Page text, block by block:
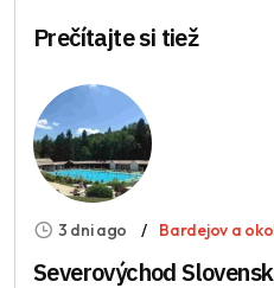
Prečítajte si tiež
3 dni ago Bardejov a
Severovýchod